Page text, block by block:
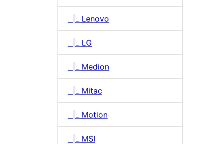
|_ Lenovo
|_ LG
|_ Medion
|_ Mitac
|_ Motion
|_ MSI